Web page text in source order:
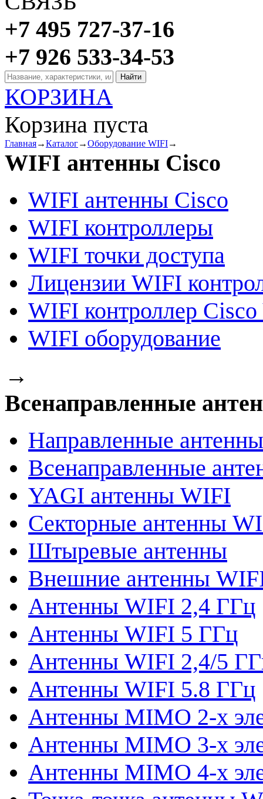
+7 495 727-37-16
+7 926 533-34-53
КОРЗИНА
Корзина пуста
Главная→Каталог→Оборудование WIFI→
WIFI антенны Cisco
WIFI антенны Cisco
WIFI контроллеры
WIFI точки доступа
Лицензии WIFI
WIFI контроллер
WIFI оборудование
→
Всенаправленные
Направленные
Всенаправленные
YAGI антенны WIFI
Секторные антенны
Штыревые антенны
Внешние антенны
Антенны WIFI 2,4 ГГц
Антенны WIFI 5 ГГц
Антенны WIFI 2,4/5
Антенны WIFI 5.8 ГГц
Антенны MIMO 2-x
Антенны MIMO 3-x
Антенны MIMO 4-x